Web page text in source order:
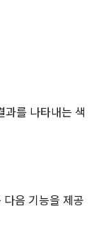
과를 나타내는 색
음 기능을 제공